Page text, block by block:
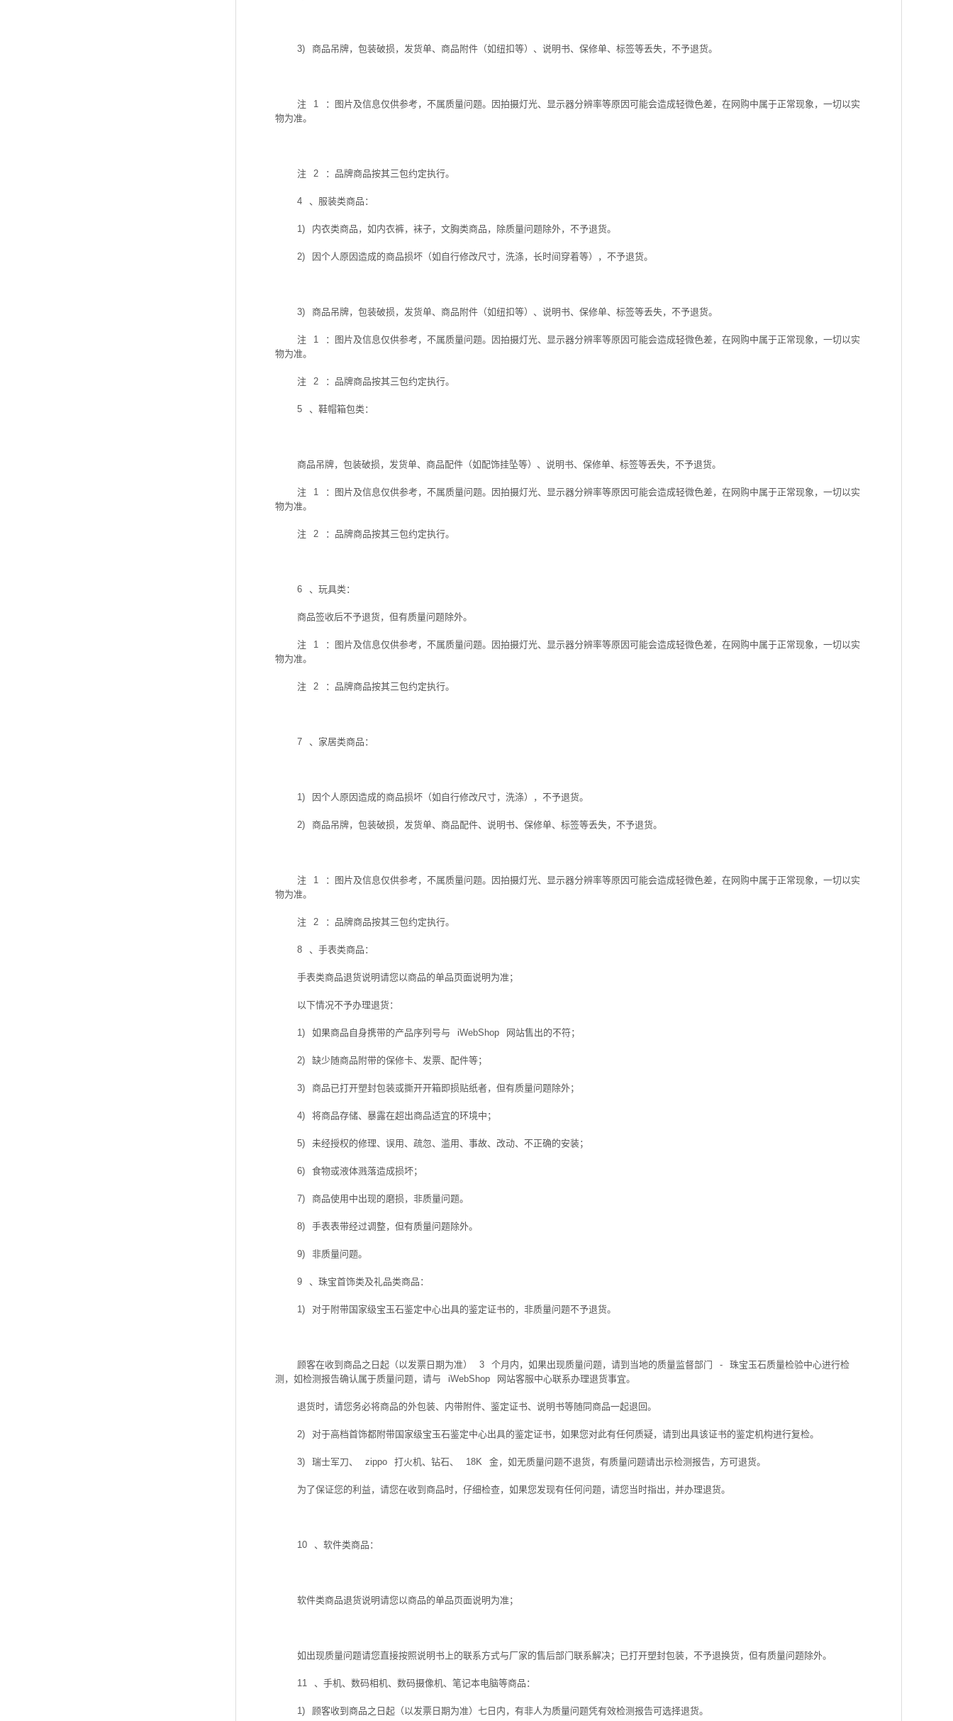
3) 商品吊牌，包装破损，发货单、商品附件（如纽扣等）、说明书、保修单、标签等丢失，不予退货。
注 1
：图片及信息仅供参考，不属质量问题。因拍摄灯光、显示器分辨率等原因可能会造成轻微色差，在网购中属于正常现象，一切以实
物为准。
注 2 ：品牌商品按其三包约定执行。
4 、服装类商品：
1) 内衣类商品，如内衣裤，袜子，文胸类商品，除质量问题除外，不予退货。
2) 因个人原因造成的商品损坏（如自行修改尺寸，洗涤，长时间穿着等），不予退货。
3) 商品吊牌，包装破损，发货单、商品附件（如纽扣等）、说明书、保修单、标签等丢失，不予退货。
注 1
：图片及信息仅供参考，不属质量问题。因拍摄灯光、显示器分辨率等原因可能会造成轻微色差，在网购中属于正常现象，一切以实
物为准。
注 2 ：品牌商品按其三包约定执行。
5 、鞋帽箱包类：
商品吊牌，包装破损，发货单、商品配件（如配饰挂坠等）、说明书、保修单、标签等丢失，不予退货。
注 1
：图片及信息仅供参考，不属质量问题。因拍摄灯光、显示器分辨率等原因可能会造成轻微色差，在网购中属于正常现象，一切以实
物为准。
注 2 ：品牌商品按其三包约定执行。
6 、玩具类：
商品签收后不予退货，但有质量问题除外。
注 1
：图片及信息仅供参考，不属质量问题。因拍摄灯光、显示器分辨率等原因可能会造成轻微色差，在网购中属于正常现象，一切以实
物为准。
注 2 ：品牌商品按其三包约定执行。
7 、家居类商品：
1) 因个人原因造成的商品损坏（如自行修改尺寸，洗涤），不予退货。
2) 商品吊牌，包装破损，发货单、商品配件、说明书、保修单、标签等丢失，不予退货。
注 1
：图片及信息仅供参考，不属质量问题。因拍摄灯光、显示器分辨率等原因可能会造成轻微色差，在网购中属于正常现象，一切以实
物为准。
注 2 ：品牌商品按其三包约定执行。
8 、手表类商品：
手表类商品退货说明请您以商品的单品页面说明为准；
以下情况不予办理退货：
1) 如果商品自身携带的产品序列号与 iWebShop 网站售出的不符；
2) 缺少随商品附带的保修卡、发票、配件等；
3) 商品已打开塑封包装或撕开开箱即损贴纸者，但有质量问题除外；
4) 将商品存储、暴露在超出商品适宜的环境中；
5) 未经授权的修理、误用、疏忽、滥用、事故、改动、不正确的安装；
6) 食物或液体溅落造成损坏；
7) 商品使用中出现的磨损，非质量问题。
8) 手表表带经过调整，但有质量问题除外。
9) 非质量问题。
9 、珠宝首饰类及礼品类商品：
1) 对于附带国家级宝玉石鉴定中心出具的鉴定证书的，非质量问题不予退货。
顾客在收到商品之日起（以发票日期为准） 3 个月内，如果出现质量问题，请到当地的质量监督部门 -
珠宝玉石质量检验中心进行检
测，如检测报告确认属于质量问题，请与
iWebShop 网站客服中心联系办理退货事宜。
退货时，请您务必将商品的外包装、内带附件、鉴定证书、说明书等随同商品一起退回。
2) 对于高档首饰都附带国家级宝玉石鉴定中心出具的鉴定证书，如果您对此有任何质疑，请到出具该证书的鉴定机构进行复检。
3) 瑞士军刀、 zippo 打火机、钻石、 18K 金，如无质量问题不退货，有质量问题请出示检测报告，方可退货。
为了保证您的利益，请您在收到商品时，仔细检查，如果您发现有任何问题，请您当时指出，并办理退货。
10 、软件类商品：
软件类商品退货说明请您以商品的单品页面说明为准；
如出现质量问题请您直接按照说明书上的联系方式与厂家的售后部门联系解决；已打开塑封包装，不予退换货，但有质量问题除外。
11 、手机、数码相机、数码摄像机、笔记本电脑等商品：
1) 顾客收到商品之日起（以发票日期为准）七日内，有非人为质量问题凭有效检测报告可选择退货。